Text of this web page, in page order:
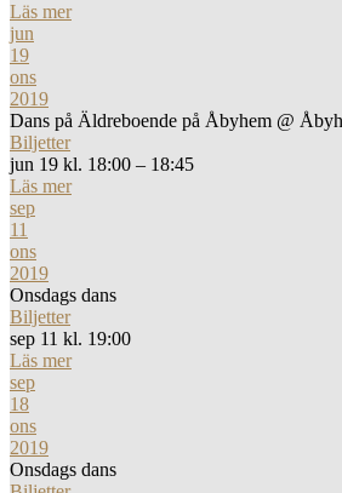
Läs mer
jun
19
ons
2019
Dans på Äldreboende på Åbyhem @
Biljetter
jun 19 kl. 18:00 – 18:45
Läs mer
sep
11
ons
2019
Onsdags dans
Biljetter
sep 11 kl. 19:00
Läs mer
sep
18
ons
2019
Onsdags dans